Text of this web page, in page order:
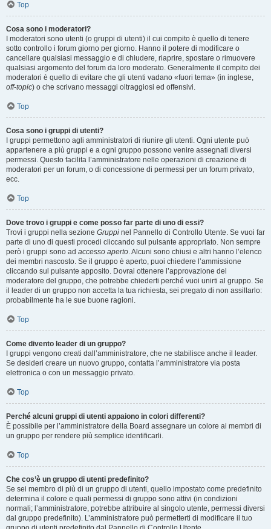
Top
Cosa sono i moderatori?
I moderatori sono utenti (o gruppi di utenti) il cui compito è quello di tenere
sotto controllo i forum giorno per giorno. Hanno il potere di modificare o
cancellare qualsiasi messaggio e di chiudere, riaprire, spostare o rimuovere
qualsiasi argomento del forum da loro moderato. Generalmente il compito dei
moderatori è quello di evitare che gli utenti vadano «fuori tema» (in inglese,
off-topic) o che scrivano messaggi oltraggiosi ed offensivi.
Top
Cosa sono i gruppi di utenti?
I gruppi permettono agli amministratori di riunire gli utenti. Ogni utente può
appartenere a più gruppi e a ogni gruppo possono venire assegnati diversi
permessi. Questo facilita l’amministratore nelle operazioni di creazione di
moderatori per un forum, o di concessione di permessi per un forum privato,
ecc.
Top
Dove trovo i gruppi e come posso far parte di uno di essi?
Trovi i gruppi nella sezione Gruppi nel Pannello di Controllo Utente. Se vuoi far
parte di uno di questi procedi cliccando sul pulsante appropriato. Non sempre
però i gruppi sono ad accesso aperto. Alcuni sono chiusi e altri hanno l’elenco
dei membri nascosto. Se il gruppo è aperto, puoi chiedere l’ammissione
cliccando sul pulsante apposito. Dovrai ottenere l’approvazione del
moderatore del gruppo, che potrebbe chiederti perché vuoi unirti al gruppo. Se
il leader di un gruppo non accetta la tua richiesta, sei pregato di non assillarlo:
probabilmente ha le sue buone ragioni.
Top
Come divento leader di un gruppo?
I gruppi vengono creati dall’amministratore, che ne stabilisce anche il leader.
Se desideri creare un nuovo gruppo, contatta l’amministratore via posta
elettronica o con un messaggio privato.
Top
Perché alcuni gruppi di utenti appaiono in colori differenti?
È possibile per l’amministratore della Board assegnare un colore ai membri di
un gruppo per rendere più semplice identificarli.
Top
Che cos’è un gruppo di utenti predefinito?
Se sei membro di più di un gruppo di utenti, quello impostato come predefinito
determina il colore e quali permessi di gruppo sono attivi (in condizioni
normali; l’amministratore, potrebbe attribuire al singolo utente, permessi diversi
dal gruppo predefinito). L’amministratore può permetterti di modificare il tuo